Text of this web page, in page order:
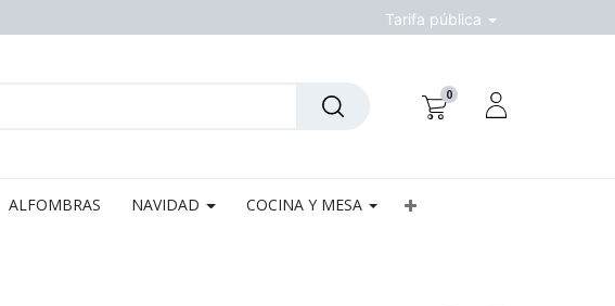
Tarifa pública
0
ALFOMBRAS NAVIDAD COCINA Y MESA